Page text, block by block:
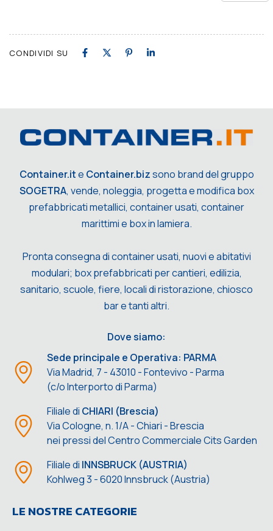
CONDIVIDI SU
Container.ite Container.bizsono brand del gruppo
SOGETRA, vende, noleggia, progetta e modifica box
prefabbricati metallici, container usati, container
marittimi e box in lamiera.
Pronta consegna di container usati, nuovi e abitativi
modulari; box prefabbricati per cantieri, edilizia,
sanitario, scuole, fiere, locali di ristorazione, chiosco
bar e tanti altri.
Dove siamo:
Sede principale e Operativa: PARMA
Via Madrid, 7 - 43010 - Fontevivo - Parma
(c/o Interporto di Parma)
Filiale di CHIARI (Brescia)
Via Cologne, n. 1/A - Chiari - Brescia
nei pressi del Centro Commerciale Cits Garden
Filiale di INNSBRUCK (AUSTRIA)
Kohlweg 3 - 6020 Innsbruck (Austria)
LE NOSTRE CATEGORIE